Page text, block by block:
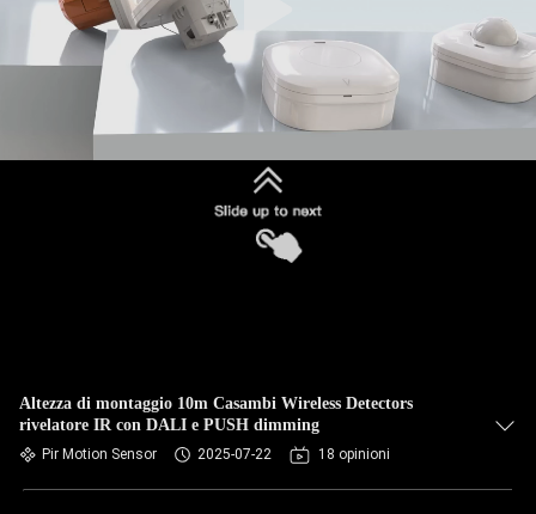
Altezza di montaggio 10m Casambi Wireless Detectors
rivelatore IR con DALI e PUSH dimming
Pir Motion Sensor 2025-07-22 18 opinioni